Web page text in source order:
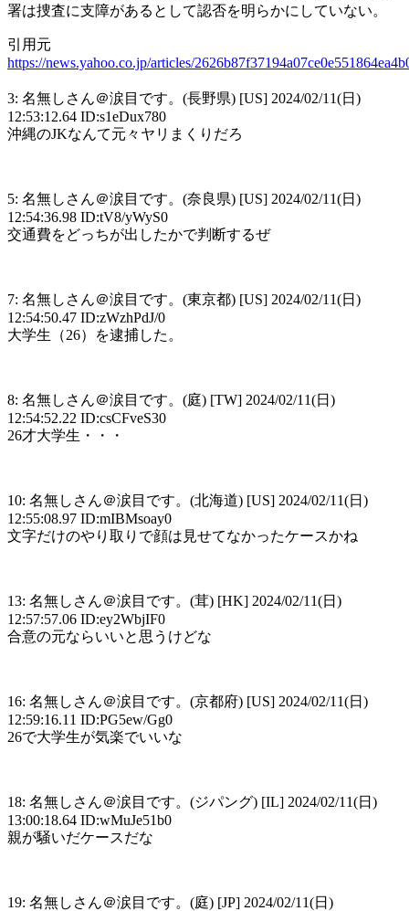
署は捜査に支障があるとして認否を明らかにしていない。
引用元
https://news.yahoo.co.jp/articles/
3: 名無しさん＠涙目です。(長野県) [US] 2024/02/11(日)
12:53:12.64 ID:s1eDux780
沖縄のJKなんて元々ヤリまくりだろ
5: 名無しさん＠涙目です。(奈良県) [US] 2024/02/11(日)
12:54:36.98 ID:tV8/yWyS0
交通費をどっちが出したかで判断するぜ
7: 名無しさん＠涙目です。(東京都) [US] 2024/02/11(日)
12:54:50.47 ID:zWzhPdJ/0
大学生（26）を逮捕した。
8: 名無しさん＠涙目です。(庭) [TW] 2024/02/11(日)
12:54:52.22 ID:csCFveS30
26才大学生・・・
10: 名無しさん＠涙目です。(北海道) [US] 2024/02/11(日)
12:55:08.97 ID:mIBMsoay0
文字だけのやり取りで顔は見せてなかったケースかね
13: 名無しさん＠涙目です。(茸) [HK] 2024/02/11(日)
12:57:57.06 ID:ey2WbjIF0
合意の元ならいいと思うけどな
16: 名無しさん＠涙目です。(京都府) [US] 2024/02/11(日)
12:59:16.11 ID:PG5ew/Gg0
26で大学生が気楽でいいな
18: 名無しさん＠涙目です。(ジパング) [IL] 2024/02/11(日)
13:00:18.64 ID:wMuJe51b0
親が騒いだケースだな
19: 名無しさん＠涙目です。(庭) [JP] 2024/02/11(日)